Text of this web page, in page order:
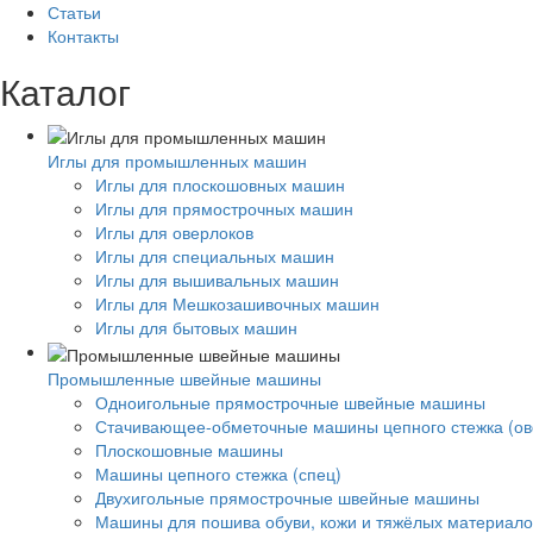
Статьи
Контакты
Каталог
Иглы для промышленных машин
Иглы для плоскошовных машин
Иглы для прямострочных машин
Иглы для оверлоков
Иглы для специальных машин
Иглы для вышивальных машин
Иглы для Мешкозашивочных машин
Иглы для бытовых машин
Промышленные швейные машины
Одноигольные прямострочные швейные машины
Стачивающее-обметочные машины цепного стежка
Плоскошовные машины
Машины цепного стежка (спец)
Двухигольные прямострочные швейные машины
Машины для пошива обуви, кожи и тяжёлых